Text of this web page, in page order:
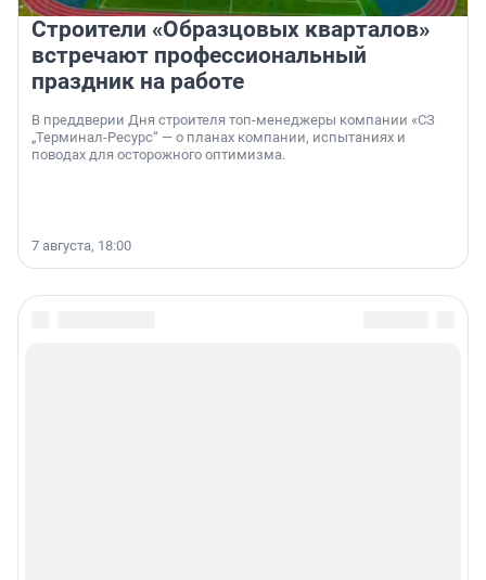
Строители «Образцовых кварталов»
встречают профессиональный
праздник на работе
В преддверии Дня строителя топ-менеджеры компании «СЗ
„Терминал-Ресурс“ — о планах компании, испытаниях и
поводах для осторожного оптимизма.
7 августа, 18:00